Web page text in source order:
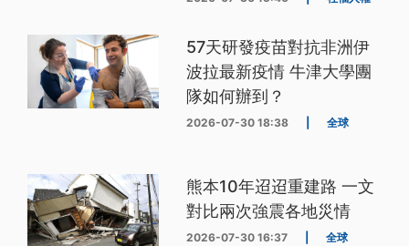
57天研發疫苗對抗非洲伊
波拉最新疫情 牛津大學團
隊如何辦到？
2026-07-30 18:38 全球
熊本10年迢迢重建路 一文
對比兩次強震各地災情
2026-07-30 16:37 全球